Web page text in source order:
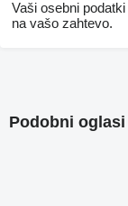
Vaši osebni
na vašo zahtevo.
Podobni oglasi